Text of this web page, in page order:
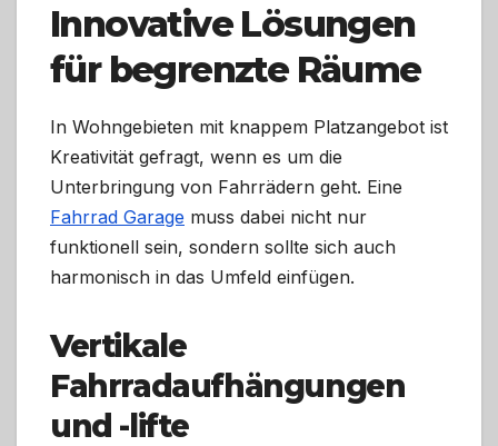
Innovative Lösungen
für begrenzte Räume
In Wohngebieten mit knappem Platzangebot ist
Kreativität gefragt, wenn es um die
Unterbringung von Fahrrädern geht. Eine
Fahrrad Garage muss dabei nicht nur
funktionell sein, sondern sollte sich auch
harmonisch in das Umfeld einfügen.
Vertikale
Fahrradaufhängungen
und -lifte